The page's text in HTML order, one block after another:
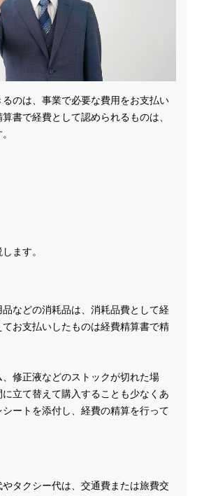
のは、事業で必要な費用をお支払い
書で経費として認められるものは、
ます。
などの消耗品は、消耗品費として経
お支払いしたものは経費精算書で精
修正液などのストックが切れた場
立て替えて購入することも少なくあ
ートを添付し、経費の精算を行って
タクシー代は、交通費または旅費交